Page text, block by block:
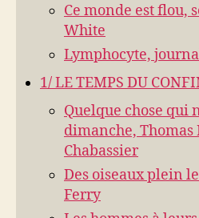
Ce monde est flou,
White
Lymphocyte,
1/ LE TEMPS DU
Quelque chose qui
dimanche, Thomas
Chabassier
Des oiseaux plein
Ferry